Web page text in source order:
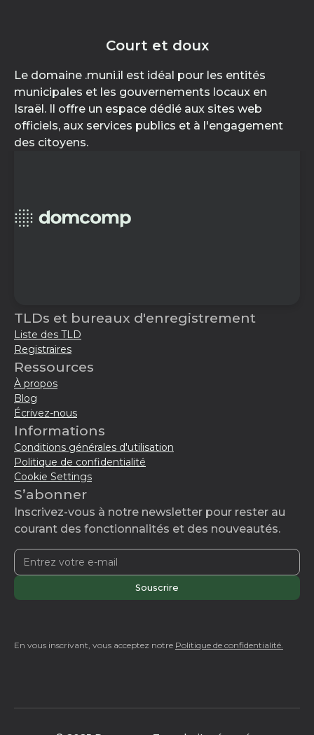
Court et doux
Le domaine .muni.il est idéal pour les entités
municipales et les gouvernements locaux en
Israël. Il offre un espace dédié aux sites web
officiels, aux services publics et à l'engagement
des citoyens.
TLDs et bureaux d'enregistrement
Liste des TLD
Registraires
Ressources
À propos
Blog
Écrivez-nous
Informations
Conditions générales d'utilisation
Politique de confidentialité
Cookie Settings
S’abonner
Inscrivez-vous à notre newsletter pour rester au
courant des fonctionnalités et des nouveautés.
En vous inscrivant, vous acceptez notre Politique de confidentialité.